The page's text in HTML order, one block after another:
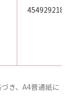
き、A4普通紙に